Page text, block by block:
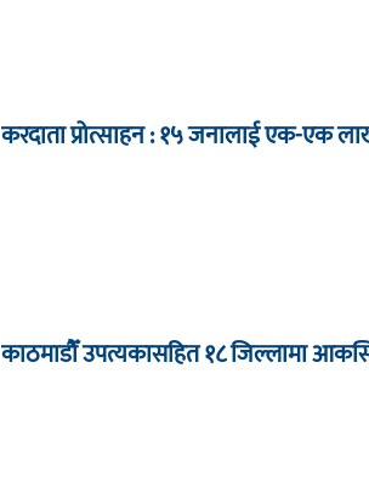
करदाता प्रोत्साहन : १५ जनालाई एक-एक
काठमाडौँ उपत्यकासहित १८ जिल्लामा